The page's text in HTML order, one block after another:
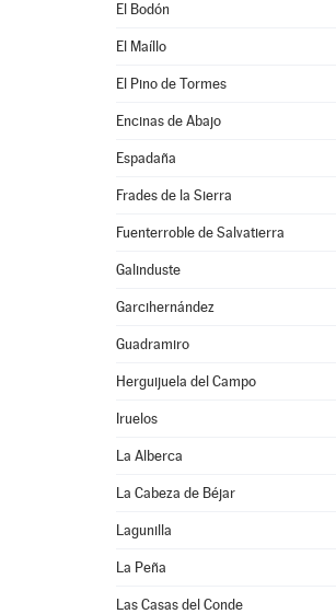
El Bodón
El Maíllo
El Pino de Tormes
Encinas de Abajo
Espadaña
Frades de la Sierra
Fuenterroble de Salvatierra
Galinduste
Garcihernández
Guadramiro
Herguijuela del Campo
Iruelos
La Alberca
La Cabeza de Béjar
Lagunilla
La Peña
Las Casas del Conde